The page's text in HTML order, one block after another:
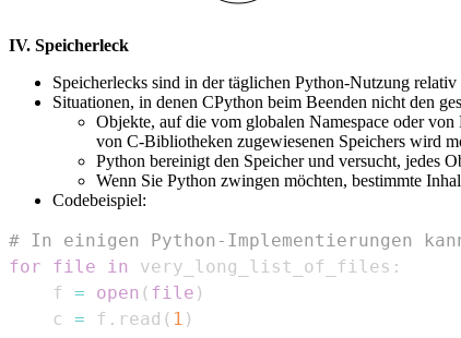
IV. Speicherleck
Speicherlecks sind in der täglichen Python-Nutzung relativ
Situationen, in denen CPython beim Beenden nicht den
Objekte, auf die vom globalen Namespace oder
von C-Bibliotheken zugewiesenen Speichers wird
Python bereinigt den Speicher und versucht, jedes
Wenn Sie Python zwingen möchten, bestimmte
Codebeispiel:
# In einigen Python-Implementierungen
for
file in very_long_list_of_files :
    f
= open ( file )
    c
= f . read ( 1 )